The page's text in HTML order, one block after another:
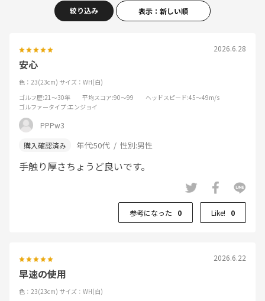
絞り込み 表示：新しい順
2026.6.28
安心
色：23(23cm) サイズ：WH(白)
ゴルフ歴:21～30年 平均スコア:90～99 ヘッドスピード:45～49m/s
ゴルファータイプ:エンジョイ
PPPw3
年代:50代 性別:男性
手触り厚さちょうど良いです。
参考になった 0 Like! 0
2026.6.22
早速の使用
色：23(23cm) サイズ：WH(白)